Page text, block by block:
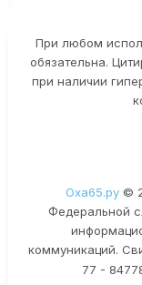
При любом
обязательна.
при наличии
Оха65.ру©
Федеральной
коммуникаций.
77 -